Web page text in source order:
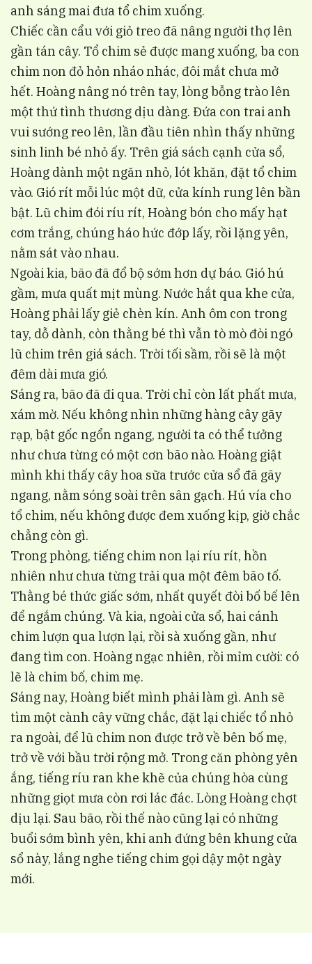
anh sáng mai đưa tổ chim xuống.
Chiếc cần cẩu với giỏ treo đã nâng người thợ lên
gần tán cây. Tổ chim sẻ được mang xuống, ba con
chim non đỏ hỏn nháo nhác, đôi mắt chưa mở
hết. Hoàng nâng nó trên tay, lòng bỗng trào lên
một thứ tình thương dịu dàng. Đứa con trai anh
vui sướng reo lên, lần đầu tiên nhìn thấy những
sinh linh bé nhỏ ấy. Trên giá sách cạnh cửa sổ,
Hoàng dành một ngăn nhỏ, lót khăn, đặt tổ chim
vào. Gió rít mỗi lúc một dữ, cửa kính rung lên bần
bật. Lũ chim đói ríu rít, Hoàng bón cho mấy hạt
cơm trắng, chúng háo hức đớp lấy, rồi lặng yên,
nằm sát vào nhau.
Ngoài kia, bão đã đổ bộ sớm hơn dự báo. Gió hú
gầm, mưa quất mịt mùng. Nước hắt qua khe cửa,
Hoàng phải lấy giẻ chèn kín. Anh ôm con trong
tay, dỗ dành, còn thằng bé thì vẫn tò mò đòi ngó
lũ chim trên giá sách. Trời tối sầm, rồi sẽ là một
đêm dài mưa gió.
Sáng ra, bão đã đi qua. Trời chỉ còn lất phất mưa,
xám mờ. Nếu không nhìn những hàng cây gãy
rạp, bật gốc ngổn ngang, người ta có thể tưởng
như chưa từng có một cơn bão nào. Hoàng giật
mình khi thấy cây hoa sữa trước cửa sổ đã gãy
ngang, nằm sóng soài trên sân gạch. Hú vía cho
tổ chim, nếu không được đem xuống kịp, giờ chắc
chẳng còn gì.
Trong phòng, tiếng chim non lại ríu rít, hồn
nhiên như chưa từng trải qua một đêm bão tố.
Thằng bé thức giấc sớm, nhất quyết đòi bố bế lên
để ngắm chúng. Và kia, ngoài cửa sổ, hai cánh
chim lượn qua lượn lại, rồi sà xuống gần, như
đang tìm con. Hoàng ngạc nhiên, rồi mỉm cười: có
lẽ là chim bố, chim mẹ.
Sáng nay, Hoàng biết mình phải làm gì. Anh sẽ
tìm một cành cây vững chắc, đặt lại chiếc tổ nhỏ
ra ngoài, để lũ chim non được trở về bên bố mẹ,
trở về với bầu trời rộng mở. Trong căn phòng yên
ắng, tiếng ríu ran khe khẽ của chúng hòa cùng
những giọt mưa còn rơi lác đác. Lòng Hoàng chợt
dịu lại. Sau bão, rồi thế nào cũng lại có những
buổi sớm bình yên, khi anh đứng bên khung cửa
sổ này, lắng nghe tiếng chim gọi dậy một ngày
mới.